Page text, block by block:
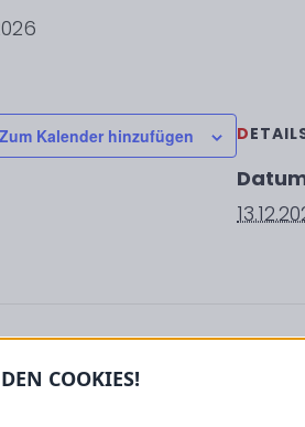
Zum Kalender hinzufügen
COOKIES!